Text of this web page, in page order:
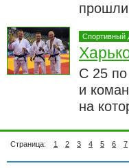
Спортивный
С 25
и
на
Страница: 1 2 3 4 5 6 7